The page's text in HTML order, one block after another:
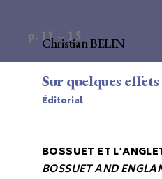
p. 11 – 15
Sur quelques
Christian BELIN
Éditorial
BOSSUET ET
BOSSUET AND